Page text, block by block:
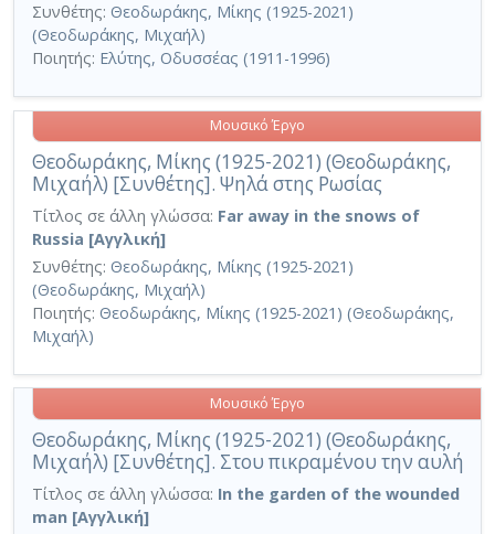
Συνθέτης: Θεοδωράκης, Μίκης (1925-2021)
(Θεοδωράκης, Μιχαήλ)
Ποιητής: Ελύτης, Οδυσσέας (1911-1996)
Θεοδωράκης, Μίκης (1925-2021) (Θεοδωράκης,
Μιχαήλ) [Συνθέτης]. Ψηλά στης Ρωσίας
Μουσικό Έργο
Τίτλος σε άλλη γλώσσα: Far away in the snows of
Russia [Αγγλική]
Συνθέτης: Θεοδωράκης, Μίκης (1925-2021)
(Θεοδωράκης, Μιχαήλ)
Ποιητής: Θεοδωράκης, Μίκης (1925-2021) (Θεοδωράκης,
Μιχαήλ)
Θεοδωράκης, Μίκης (1925-2021) (Θεοδωράκης,
Μιχαήλ) [Συνθέτης]. Στου πικραμένου την αυλή
Μουσικό Έργο
Τίτλος σε άλλη γλώσσα: In the garden of the wounded
man [Αγγλική]